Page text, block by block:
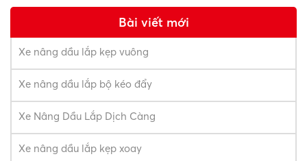
Bài viết mới
Xe nâng dầu lắp kẹp vuông
Xe nâng dầu lắp bộ kéo đẩy
Xe Nâng Dầu Lắp Dịch Càng
Xe nâng dầu lắp kẹp xoay